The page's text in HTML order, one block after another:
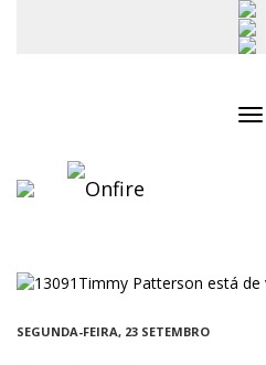
SEGUNDA-FEIRA, 23 SETEMBRO